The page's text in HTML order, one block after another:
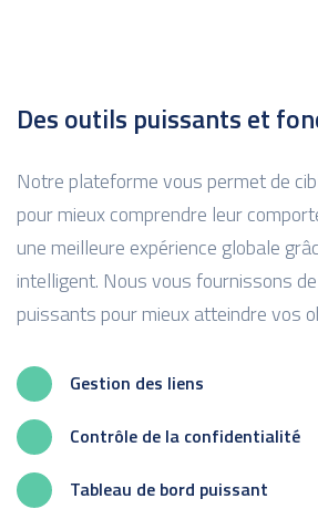
Des outils puissants et
Notre plateforme vous permet de
pour mieux comprendre leur
une meilleure expérience globale
intelligent. Nous vous fournissons
puissants pour mieux atteindre vos
Gestion des liens
Contrôle de la confidentialité
Tableau de bord puissant